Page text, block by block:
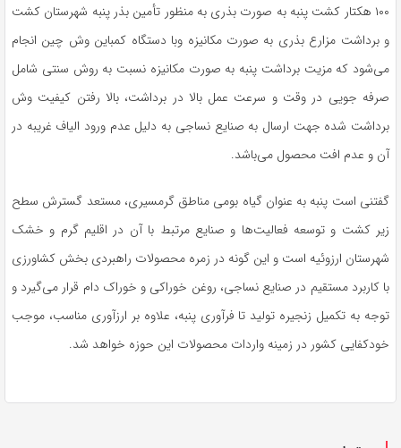
۱۰۰ هکتار کشت پنبه به صورت بذری به منظور تأمین بذر پنبه شهرستان کشت
و برداشت مزارع بذری به صورت مکانیزه وبا دستگاه کمباینوش چین انجام
می‌شود که مزیت برداشت پنبه به صورت مکانیزه نسبت به روش سنتی شامل
صرفه جویی در وقت و سرعت عمل بالا در برداشت، بالا رفتن کیفیت وش
برداشت شده جهت ارسال به صنایع نساجی به دلیل عدم ورود الیاف غریبه در
آن و عدم افت محصول می‌باشد.
گفتنی است پنبه به عنوان گیاه بومی مناطق گرمسیری، مستعد گسترش سطح
زیر کشت و توسعه فعالیت‌ها و صنایع مرتبط با آن در اقلیم گرم و خشک
شهرستان ارزوئیه است و این گونه در زمره محصولات راهبردی بخش کشاورزی
با کاربرد مستقیم در صنایع نساجی، روغن خوراکی و خوراک دام قرار می‌گیرد و
توجه به تکمیل زنجیره تولید تا فرآوری پنبه، علاوه بر ارزآوری مناسب، موجب
خودکفایی کشور در زمینه واردات محصولات این حوزه خواهد شد.